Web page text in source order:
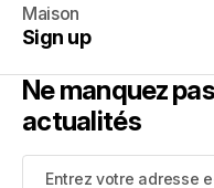
Maison
Sign up
Ne manquez
actualités